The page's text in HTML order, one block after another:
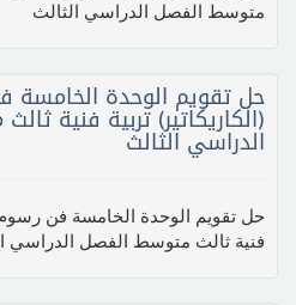
متوسط الفصل الدراسي الثالث
حل تقويم الوحدة الخامسة
(الكاريكاتير) تربية فنية
الدراسي الثالث
حل تقويم الوحدة الخامسة فن رسوم
فنية ثالث متوسط الفصل الدراسي